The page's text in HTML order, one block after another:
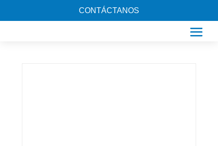
CONTÁCTANOS